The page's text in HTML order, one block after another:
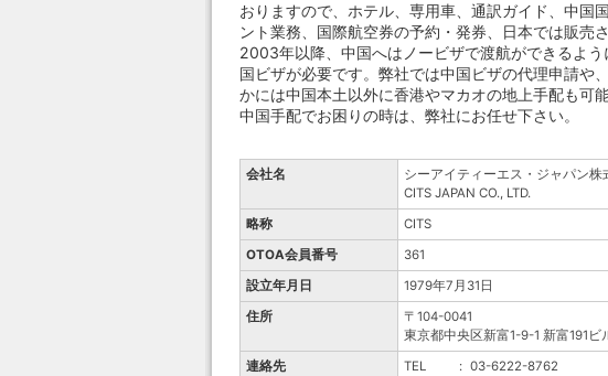
おりますので、ホテル、専用車、通訳ガイド、中国
ント業務、国際航空券の予約・発券、日本では販売
2003年以降、中国へはノービザで渡航ができるよ
国ビザが必要です。弊社では中国ビザの代理申請や
かには中国本土以外に香港やマカオの地上手配も可能
中国手配でお困りの時は、弊社にお任せ下さい。
会社名
シーアイティーエス・ジャパン
CITS JAPAN CO., LTD.
略称
CITS
OTOA会員番号
361
設立年月日
1979年7月31日
住所
〒104-0041
東京都中央区新富1-9-1 新富191ビ
連絡先
TEL : 03-6222-8762